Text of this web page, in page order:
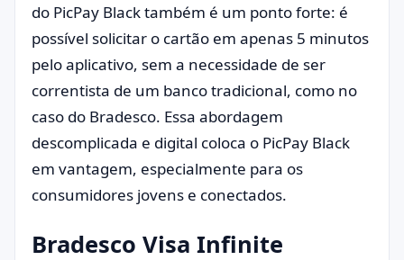
do PicPay Black também é um ponto forte: é
possível solicitar o cartão em apenas 5 minutos
pelo aplicativo, sem a necessidade de ser
correntista de um banco tradicional, como no
caso do Bradesco. Essa abordagem
descomplicada e digital coloca o PicPay Black
em vantagem, especialmente para os
consumidores jovens e conectados.
Bradesco Visa Infinite